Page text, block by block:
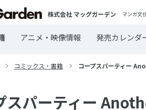
株式会社 マッグガーデン マンガ文
アニメ・映像情報 発売カレンダ
コミックス・書籍 コープスパーティー
スパーティー